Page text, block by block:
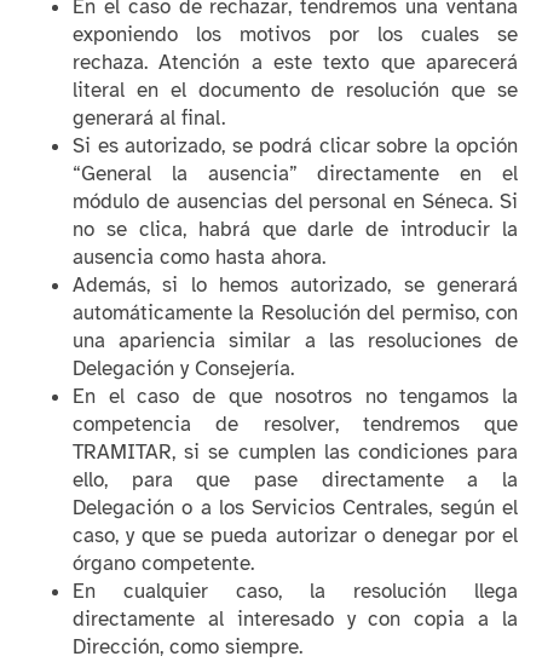
En el caso de rechazar, tendremos una ventana
exponiendo los motivos por los cuales se
rechaza. Atención a este texto que aparecerá
literal en el documento de resolución que se
generará al final.
Si es autorizado, se podrá clicar sobre la opción
“General la ausencia” directamente en el
módulo de ausencias del personal en Séneca. Si
no se clica, habrá que darle de introducir la
ausencia como hasta ahora.
Además, si lo hemos autorizado, se generará
automáticamente la Resolución del permiso, con
una apariencia similar a las resoluciones de
Delegación y Consejería.
En el caso de que nosotros no tengamos la
competencia de resolver, tendremos que
TRAMITAR, si se cumplen las condiciones para
ello, para que pase directamente a la
Delegación o a los Servicios Centrales, según el
caso, y que se pueda autorizar o denegar por el
órgano competente.
En cualquier caso, la resolución llega
directamente al interesado y con copia a la
Dirección, como siempre.